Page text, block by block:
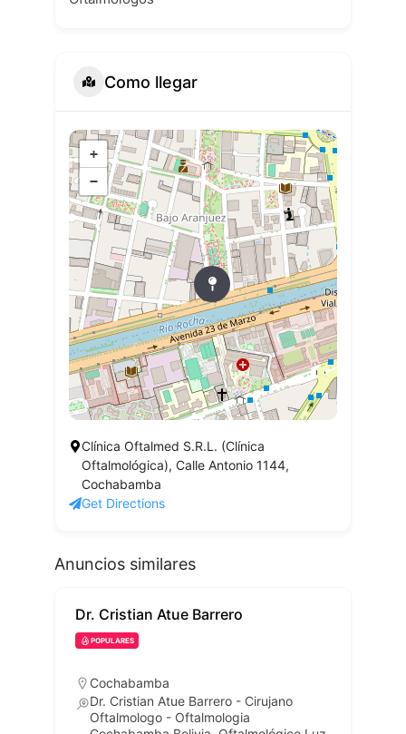
Como llegar
+
−
Clínica Oftalmed S.R.L. (Clínica
Oftalmológica), Calle Antonio 1144,
Cochabamba
Get Directions
Anuncios similares
Dr. Cristian Atue Barrero
POPULARES
Cochabamba
Dr. Cristian Atue Barrero - Cirujano
Oftalmologo - Oftalmologia